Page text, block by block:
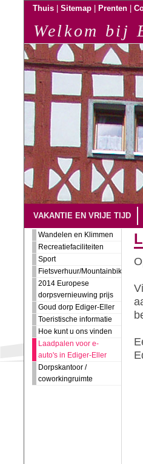
Thuis Sitemap Prenten
Welkom bij
VAKANTIE EN VRIJE TIJD
Wandelen en Klimmen
Recreatiefaciliteiten
Sport
Fietsverhuur/Mountainbiking
2014 Europese
dorpsvernieuwing prijs
Goud dorp Ediger-Eller
Toeristische informatie
Hoe kunt u ons vinden
Laadpalen voor e-
auto's in Ediger-Eller
Dorpskantoor /
coworkingruimte